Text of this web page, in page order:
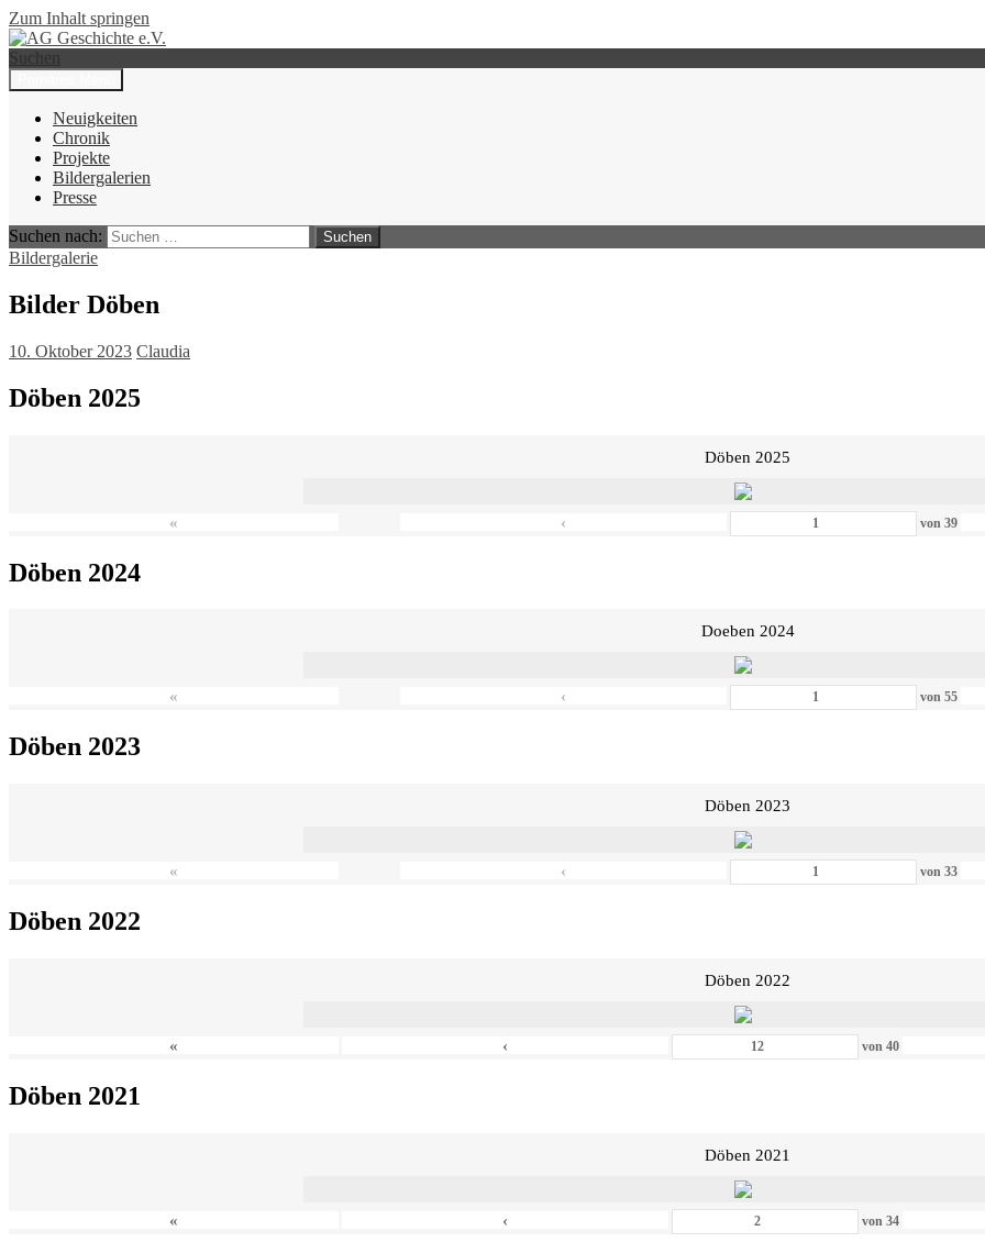
Zum Inhalt springen
AG Geschichte e.V.
Suchen
Neuigkeiten
Chronik
Projekte
Bildergalerien
Presse
Suchen nach:
Bildergalerie
Bilder Döben
10. Oktober 2023 Claudia
Döben 2025
Döben 2025
« ‹ von39
Döben 2024
Doeben 2024
« ‹ von55
Döben 2023
Döben 2023
« ‹ von33
Döben 2022
Döben 2022
« ‹ von40
Döben 2021
Döben 2021
« ‹ von34